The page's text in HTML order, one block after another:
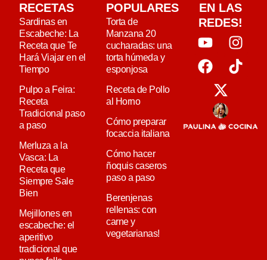
RECETAS
Sardinas en
Escabeche: La
Receta que Te
Hará Viajar en el
Tiempo
Pulpo a Feira:
Receta
Tradicional paso
a paso
Merluza a la
Vasca: La
Receta que
Siempre Sale
Bien
Mejillones en
escabeche: el
aperitivo
tradicional que
POPULARES
Torta de
Manzana 20
cucharadas: una
torta húmeda y
esponjosa
Receta de Pollo
al Horno
Cómo preparar
focaccia italiana
Cómo hacer
ñoquis caseros
paso a paso
Berenjenas
rellenas: con
carne y
vegetarianas!
EN LAS
REDES!